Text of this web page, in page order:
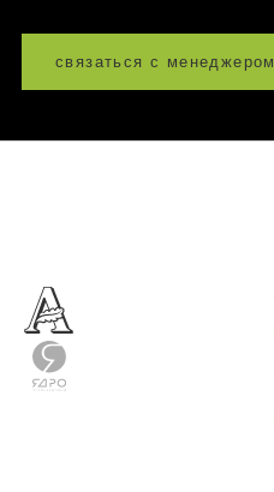
связаться с менеджером